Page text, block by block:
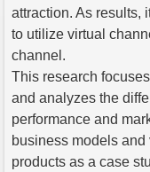
attraction. As results,
to utilize virtual
channel.
This research
and analyzes the
performance and
business models
products as a case